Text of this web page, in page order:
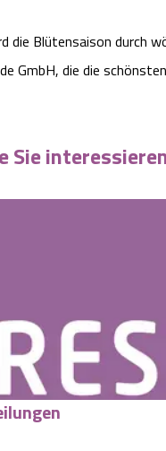
die Blütensaison durch
GmbH, die die
Sie